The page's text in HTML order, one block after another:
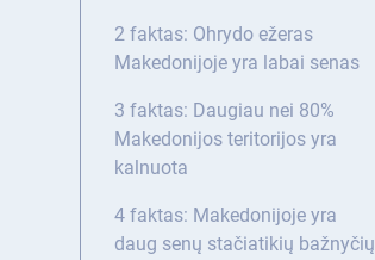
2 faktas: Ohrydo ežeras
Makedonijoje yra labai senas
3 faktas: Daugiau nei 80%
Makedonijos teritorijos yra
kalnuota
4 faktas: Makedonijoje yra
daug senų stačiatikių bažnyčių